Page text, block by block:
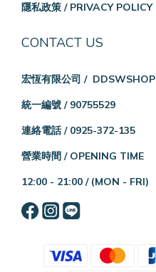
隱私政策 / PRIVACY POLICY
CONTACT US
宏恆有限公司 / DDSWSHOP
統一編號 / 90755529
連絡電話 / 0925-372-135
營業時間 / OPENING TIME
12:00 - 21:00 / (MON - FRI)